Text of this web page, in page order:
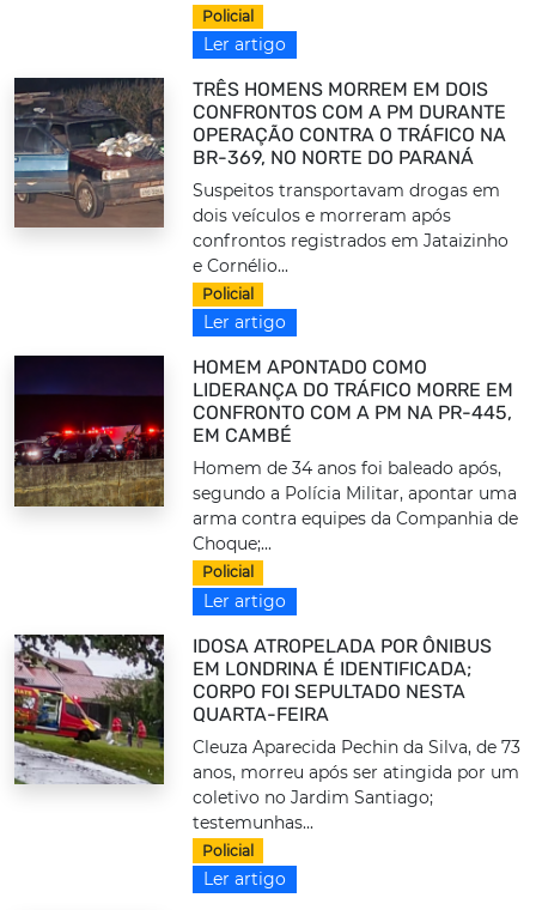
Policial
Ler artigo
TRÊS HOMENS MORREM EM DOIS
CONFRONTOS COM A PM DURANTE
OPERAÇÃO CONTRA O TRÁFICO NA
BR-369, NO NORTE DO PARANÁ
Suspeitos transportavam drogas em
dois veículos e morreram após
confrontos registrados em Jataizinho
e Cornélio...
Policial
Ler artigo
HOMEM APONTADO COMO
LIDERANÇA DO TRÁFICO MORRE EM
CONFRONTO COM A PM NA PR-445,
EM CAMBÉ
Homem de 34 anos foi baleado após,
segundo a Polícia Militar, apontar uma
arma contra equipes da Companhia de
Choque;...
Policial
Ler artigo
IDOSA ATROPELADA POR ÔNIBUS
EM LONDRINA É IDENTIFICADA;
CORPO FOI SEPULTADO NESTA
QUARTA-FEIRA
Cleuza Aparecida Pechin da Silva, de 73
anos, morreu após ser atingida por um
coletivo no Jardim Santiago;
testemunhas...
Policial
Ler artigo